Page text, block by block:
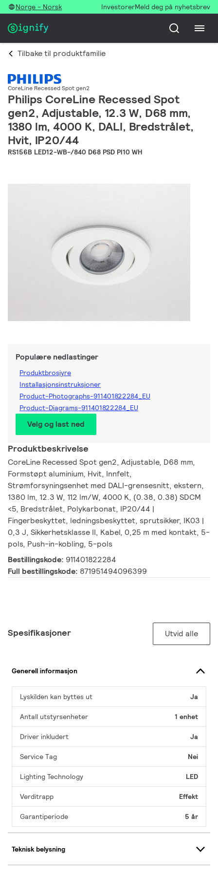
Norge - Norsk InvestorerMeld deg på nyhetsbrev
Tilbake til produktfamilie
CoreLine Recessed Spot gen2
Philips CoreLine Recessed Spot
gen2, Adjustable, 12.3 W, D68 mm,
1380 lm, 4000 K, DALI, Bredstrålet,
Hvit, IP20/44
RS156B LED12-WB-/840 D68 PSD PI10 WH
Populære nedlastinger
Produktbrosjyre
Installasjonsinstruksjoner
Product-Photographs-911401822284_EU
Product-Diagrams-911401822284_EU
Velg og last ned
Produktbeskrivelse
CoreLine Recessed Spot gen2, Adjustable, D68 mm,
Formstøpt aluminium, Hvit, Innfelt,
Strømforsyningsenhet med DALI-grensesnitt, ekstern,
1380 lm, 12.3 W, 112 lm/W, 4000 K, (0.38, 0.38) SDCM
<5, Bredstrålet, Polykarbonat, IP20/44 |
Fingerbeskyttet, ledningsbeskyttet, sprutsikker, IK03 |
0,3 J, Sikkerhetsklasse II, Kabel, 0,25 m med kontakt, 5-
pols, Push-in-kobling, 5-pols
Bestillingskode: 911401822284
Full bestillingskode: 871951494096399
Spesifikasjoner Utvid alle
Generell informasjon
Lyskilden kan byttes ut Ja
Antall utstyrsenheter 1 enhet
Driver inkludert Ja
Service Tag Nei
Lighting Technology LED
Verditrapp Effekt
Garantiperiode 5 år
Teknisk belysning